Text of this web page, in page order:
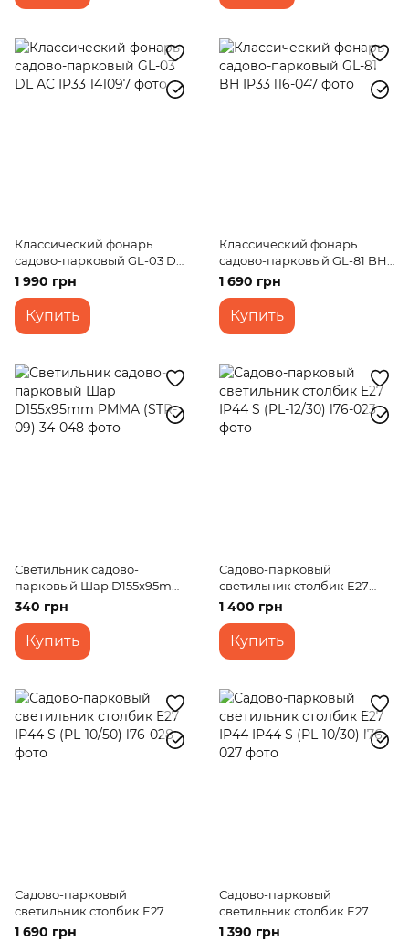
Классический фонарь
садово-парковый GL-03 DL
AC IP33
1 990 грн
Купить
Классический фонарь
садово-парковый GL-81 BH
IP33
1 690 грн
Купить
Светильник садово-
парковый Шар D155x95mm
PMMA (STR-09)
340 грн
Купить
Садово-парковый
светильник столбик E27
IP44 S (PL-12/30)
1 400 грн
Купить
Садово-парковый
светильник столбик E27
IP44 S (PL-10/50)
1 690 грн
Садово-парковый
светильник столбик E27
IP44 IP44 S (PL-10/30)
1 390 грн